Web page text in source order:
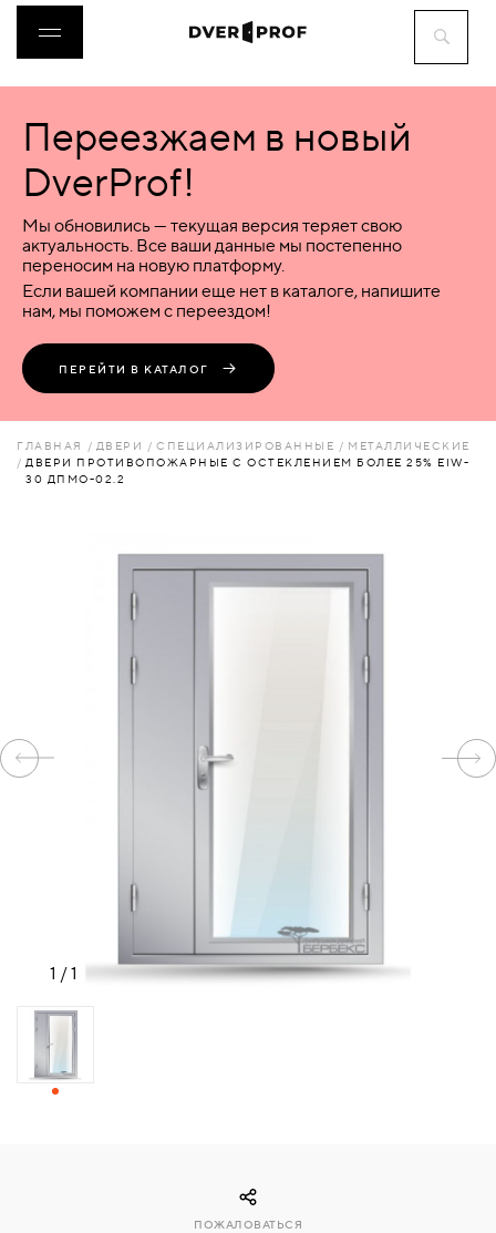
ДВЕРИ
ФУРНИТУРА
ВОРОТА
ПЕРЕГОРОДКИ
АКСЕССУАРЫ
КОМПЛЕКТУЮЩИЕ
"УМНЫЙ
ИНТЕРЕСНЫЕ
СТАТЬИ
С
Переезжаем в новый
DverProf!
Мы обновились — текущая версия теряет свою
актуальность. Все ваши данные мы постепенно
переносим на новую платформу.
Если вашей компании еще нет в каталоге, напишите
нам, мы поможем с переездом!
ПЕРЕЙТИ В КАТАЛОГ
ГЛАВНАЯ ДВЕРИ СПЕЦИАЛИЗИРОВАННЫЕ
МЕТАЛЛИЧЕСКИЕ
ДВЕРИ ПРОТИВОПОЖАРНЫЕ С ОСТЕКЛЕНИЕМ БОЛЕЕ 25% EIW-
30 ДПМО-02.2
1 /1
ПОЖАЛОВАТЬСЯ